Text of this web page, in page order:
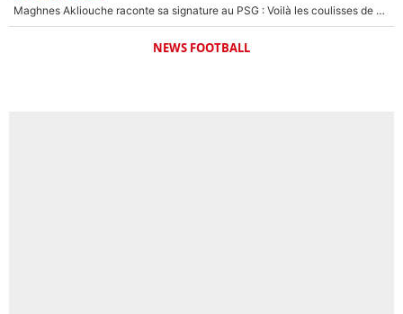
Maghnes Akliouche raconte sa signature au PSG : Voilà les coulisses de son transfert de rêve à 50M€
NEWS FOOTBALL